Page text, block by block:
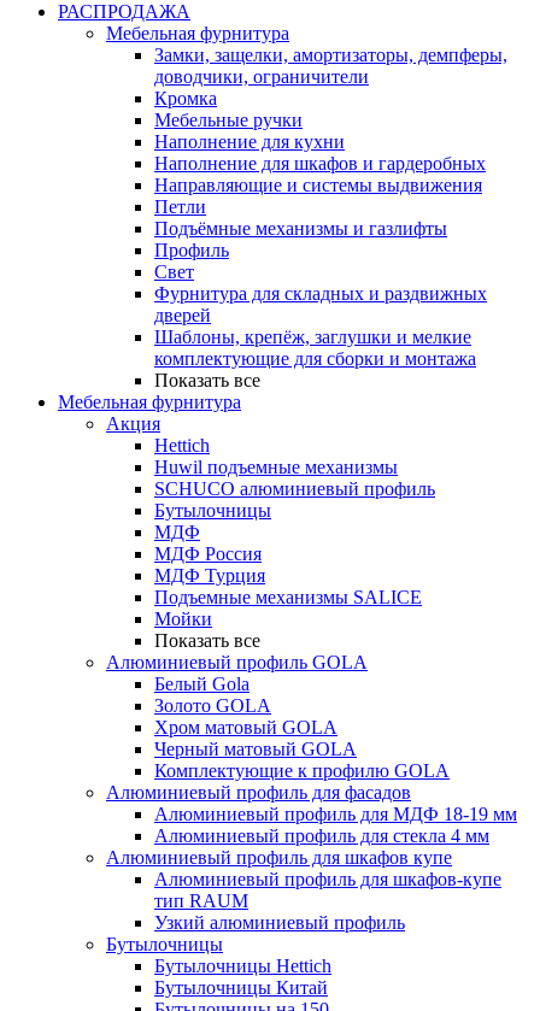
РАСПРОДАЖА
Мебельная фурнитура
Замки, защелки, амортизаторы, демпферы,
доводчики, ограничители
Кромка
Мебельные ручки
Наполнение для кухни
Наполнение для шкафов и гардеробных
Направляющие и системы выдвижения
Петли
Подъёмные механизмы и газлифты
Профиль
Свет
Фурнитура для складных и раздвижных
дверей
Шаблоны, крепёж, заглушки и мелкие
комплектующие для сборки и монтажа
Показать все
Мебельная фурнитура
Акция
Hettich
Huwil подъемные механизмы
SCHUCO алюминиевый профиль
Бутылочницы
МДФ
МДФ Россия
МДФ Турция
Подъемные механизмы SALICE
Мойки
Показать все
Алюминиевый профиль GOLA
Белый Gola
Золото GOLA
Хром матовый GOLA
Черный матовый GOLA
Комплектующие к профилю GOLA
Алюминиевый профиль для фасадов
Алюминиевый профиль для МДФ 18-19 мм
Алюминиевый профиль для стекла 4 мм
Алюминиевый профиль для шкафов купе
Алюминиевый профиль для шкафов-купе
тип RAUM
Узкий алюминиевый профиль
Бутылочницы
Бутылочницы Hettich
Бутылочницы Китай